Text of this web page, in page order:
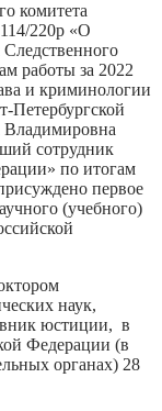
комитета
220р «О
работы за 2022
и криминологии
Петербургской
Владимировна
сотрудник
по итогам
первое
(учебного)
наук,
юстиции, в
Федерации (в
органах) 28